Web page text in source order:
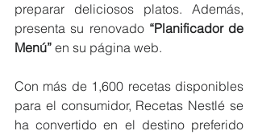
preparar deliciosos platos. Además,
presenta su renovado “Planificador de
Menú” en su página web.
Con más de 1,600 recetas disponibles
para el consumidor, Recetas Nestlé se
ha convertido en el destino preferido